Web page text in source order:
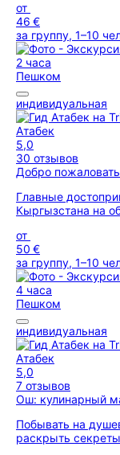
от
46 €
за группу, 1–10
2 часа
Пешком
индивидуальная
Атабек
5,0
30 отзывов
Добро
Главные
Кыргызстана на
от
50 €
за группу, 1–10
4 часа
Пешком
индивидуальная
Атабек
5,0
7 отзывов
Ош: кулинарный
Побывать на
раскрыть